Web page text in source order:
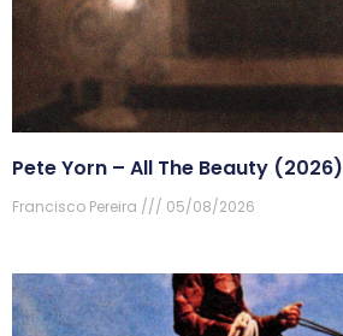
Pete Yorn – All The Beauty (2026)
Francisco Pereira 05/08/2026